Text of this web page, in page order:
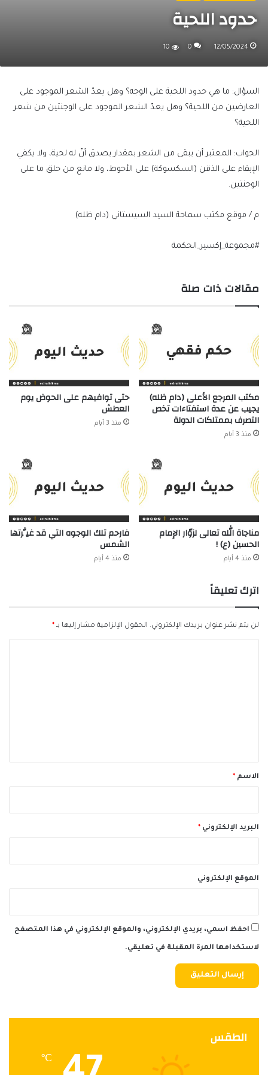
حدود اللحية
12/05/2024
0
10
السؤال: ما هي حدود اللحية على الوجه؟ وهل يعدّ الشعر الموجود على
العارضين من اللحية؟ وهل يعدّ الشعر الموجود على الوجنتين من شعر
اللحية؟
الجواب: المعتبر أن يبقى من الشعر بمقدار يصدق أنّ له لحية، ولا يكفي
الإبقاء على الذقن (السكسوكة) على الأحوط، ولا مانع من حلق ما على
الوجنتين.
م / موقع مكتب سماحة السيد السيستاني (دام ظله)
#مجموعة_إكسير_الحكمة
مقالات ذات صلة
مكتب المرجع الأعلى (دام ظله)
يجيب عن عدة استفتاءات تخص
التصرف بممتلكات الدولة
منذ 3 أيام
حتى توافيهم على الحوض يوم
العطش
منذ 3 أيام
مناجاة الله تعالى لزوّار الإمام
الحسين (ع) !
منذ 4 أيام
فارحم تلك الوجوه التي قد غيَّرتها
الشمس
منذ 4 أيام
اترك تعليقاً
لن يتم نشر عنوان بريدك الإلكتروني. الحقول الإلزامية مشار إليها بـ *
*الاسم *
البريد الإلكتروني *
الموقع الإلكتروني
احفظ اسمي، بريدي الإلكتروني، والموقع الإلكتروني في هذا المتصفح
لاستخدامها المرة المقبلة في تعليقي.
الطقس
℃